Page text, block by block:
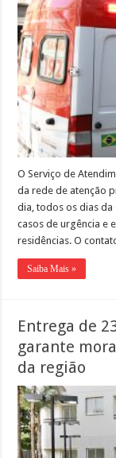
O Serviço de
da rede de atenção
dia, todos os dias
casos de urgência e
residências. O
Saiba Mais »
Entrega de
garante
da região